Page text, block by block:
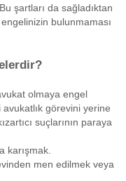
şartları da sağladıktan
bulunmaması
olmaya engel
görevini yerine
suçlarının paraya
karışmak.
men edilmek veya